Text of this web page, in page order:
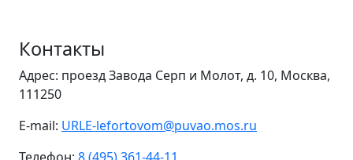
Контакты
Адрес: проезд Завода Серп и Молот, д. 10, Москва,
111250
E-mail: URLE-lefortovom@puvao.mos.ru